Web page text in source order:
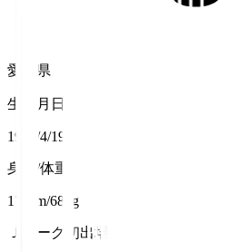
愛媛県
生年月日
1992/4/19
身長/体重
174cm/68kg
Ｊリーグ初出場